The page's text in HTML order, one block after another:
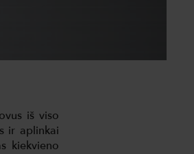
iš viso
ir aplinkai
kiekvieno